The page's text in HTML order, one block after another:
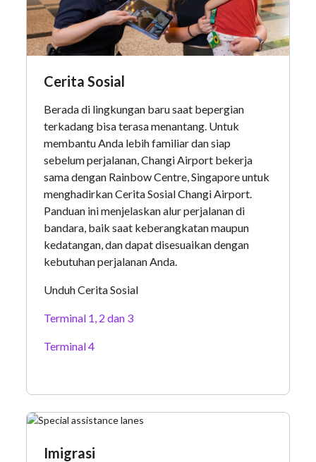
Cerita Sosial
Berada di lingkungan baru saat bepergian
terkadang bisa terasa menantang. Untuk
membantu Anda lebih familiar dan siap
sebelum perjalanan, Changi Airport bekerja
sama dengan Rainbow Centre, Singapore untuk
menghadirkan Cerita Sosial Changi Airport.
Panduan ini menjelaskan alur perjalanan di
bandara, baik saat keberangkatan maupun
kedatangan, dan dapat disesuaikan dengan
kebutuhan perjalanan Anda.
Unduh Cerita Sosial
Terminal 1, 2 dan 3
Terminal 4
Imigrasi